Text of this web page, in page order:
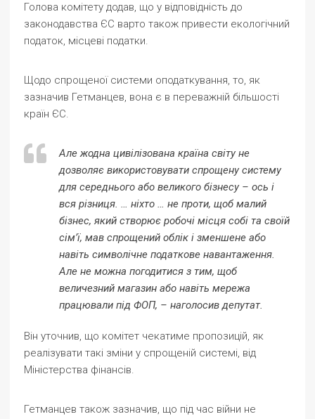
Голова комітету додав, що у відповідність до
законодавства ЄС варто також привести екологічний
податок, місцеві податки.
Щодо спрощеної системи оподаткування, то, як
зазначив Гетманцев, вона є в переважній більшості
країн ЄС.
Але жодна цивілізована країна світу не
дозволяє використовувати спрощену систему
для середнього або великого бізнесу – ось і
вся різниця. … ніхто … не проти, щоб малий
бізнес, який створює робочі місця собі та своїй
сім’ї, мав спрощений облік і зменшене або
навіть символічне податкове навантаження.
Але не можна погодитися з тим, щоб
величезний магазин або навіть мережа
працювали під ФОП, – наголосив депутат.
Він уточнив, що комітет чекатиме пропозицій, як
реалізувати такі зміни у спрощеній системі, від
Міністерства фінансів.
Гетманцев також зазначив, що під час війни не